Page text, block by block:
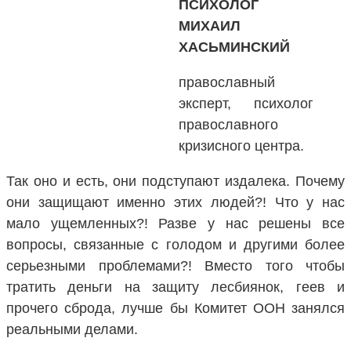
ПСИХОЛОГ
МИХАИЛ
ХАСЬМИНСКИЙ
православный
эксперт, психолог
православного
кризисного центра.
Так оно и есть, они подступают издалека. Почему
они защищают именно этих людей?! Что у нас
мало ущемленных?! Разве у нас решены все
вопросы, связанные с голодом и другими более
серьезными проблемами?! Вместо того чтобы
тратить деньги на защиту лесбиянок, геев и
прочего сброда, лучше бы Комитет ООН занялся
реальными делами.